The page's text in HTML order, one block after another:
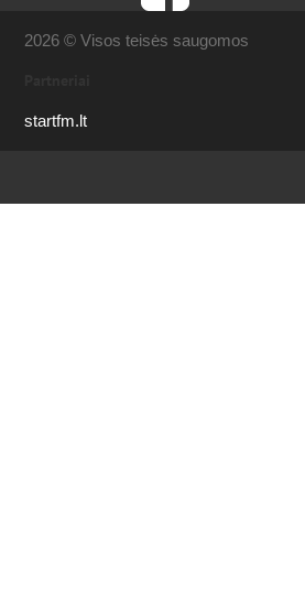
2026 © Visos teisės saugomos
startfm.lt